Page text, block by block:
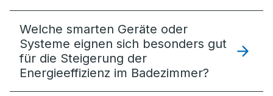
Welche smarten Geräte oder
Systeme eignen sich besonders gut
für die Steigerung der
Energieeffizienz im Badezimmer?